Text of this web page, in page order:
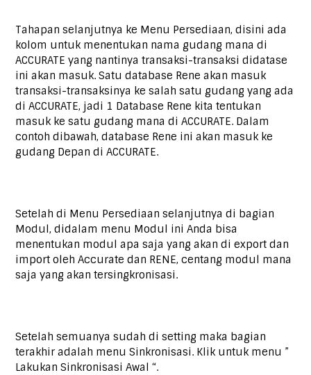
Tahapan selanjutnya ke Menu Persediaan, disini ada
kolom untuk menentukan nama gudang mana di
ACCURATE yang nantinya transaksi-transaksi didatase
ini akan masuk. Satu database Rene akan masuk
transaksi-transaksinya ke salah satu gudang yang ada
di ACCURATE, jadi 1 Database Rene kita tentukan
masuk ke satu gudang mana di ACCURATE. Dalam
contoh dibawah, database Rene ini akan masuk ke
gudang Depan di ACCURATE.
Setelah di Menu Persediaan selanjutnya di bagian
Modul, didalam menu Modul ini Anda bisa
menentukan modul apa saja yang akan di export dan
import oleh Accurate dan RENE, centang modul mana
saja yang akan tersingkronisasi.
Setelah semuanya sudah di setting maka bagian
terakhir adalah menu Sinkronisasi. Klik untuk menu ”
Lakukan Sinkronisasi Awal “.